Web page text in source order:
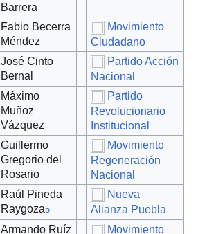
Barrera
Fabio Becerra
Méndez
Movimiento
Ciudadano
José Cinto
Bernal
Partido Acción
Nacional
Máximo
Muñoz
Vázquez
Partido
Revolucionario
Institucional
Guillermo
Gregorio del
Rosario
Movimiento
Regeneración
Nacional
Raúl Pineda
Raygoza5
Nueva
Alianza Puebla
Armando Ruíz
Movimiento